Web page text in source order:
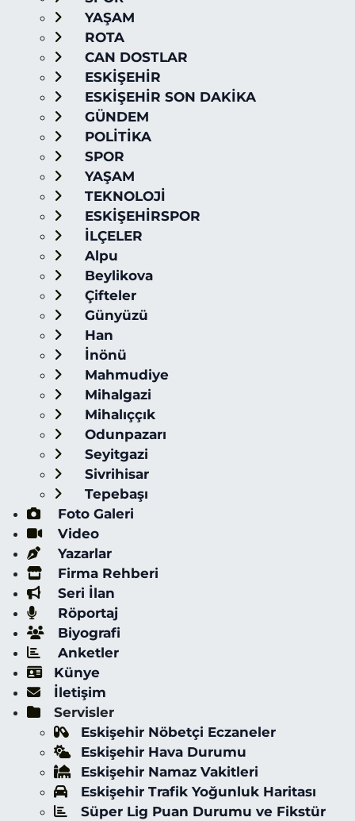
YAŞAM
ROTA
CAN DOSTLAR
ESKİŞEHİR
ESKİŞEHİR SON DAKİKA
GÜNDEM
POLİTİKA
SPOR
YAŞAM
TEKNOLOJİ
ESKİŞEHİRSPOR
İLÇELER
Alpu
Beylikova
Çifteler
Günyüzü
Han
İnönü
Mahmudiye
Mihalgazi
Mihalıççık
Odunpazarı
Seyitgazi
Sivrihisar
Tepebaşı
Foto Galeri
Video
Yazarlar
Firma Rehberi
Seri İlan
Röportaj
Biyografi
Anketler
Künye
İletişim
Servisler
Eskişehir Nöbetçi Eczaneler
Eskişehir Hava Durumu
Eskişehir Namaz Vakitleri
Eskişehir Trafik Yoğunluk Haritası
Süper Lig Puan Durumu ve Fikstür